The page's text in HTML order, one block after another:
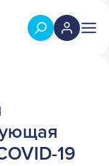
19